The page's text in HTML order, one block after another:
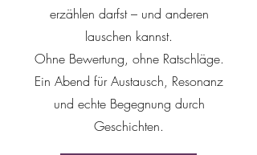
erzählen darfst – und anderen
lauschen kannst.
Ohne Bewertung, ohne Ratschläge.
Ein Abend für Austausch, Resonanz
und echte Begegnung durch
Geschichten.